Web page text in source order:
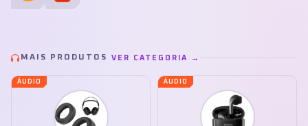
MAIS PRODUTOS VER CATEGORIA →
ÁUDIO ÁUDIO